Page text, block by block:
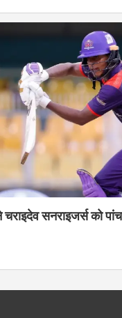
चराइदेव सनराइजर्स को